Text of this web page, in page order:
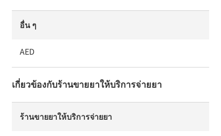
อื่น ๆ
AED
เกี่ยวข้องกับร้านขายยาให้บริการจ่ายยา
ร้านขายยาให้บริการจ่ายยา